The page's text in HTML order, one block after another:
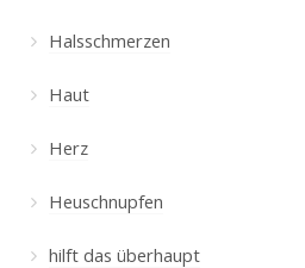
Halsschmerzen
Haut
Herz
Heuschnupfen
hilft das überhaupt